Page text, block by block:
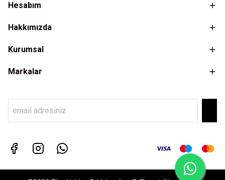
Hesabım
Hakkımızda
Kurumsal
Markalar